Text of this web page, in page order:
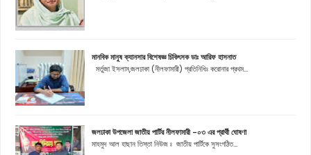
মানবিক মানুষ ক্যানসার বিশেষজ্ঞ চিকিৎসক ডাঃ আরিফ হাসনাত
মর্তুজা ইসলাম,জলঢাকা (নীলফামারী) প্রতিনিধিঃ করোনার প্রথম...
জলঢাকা উপজেলা জাতীয় পার্টির নীলফামারী -০৩ এর প্রার্থী ঘোষণা
মাহমুদ আল হাছান তিস্তা নিউজ ঃ জাতীয় পার্টিকে সুসংগঠিত...